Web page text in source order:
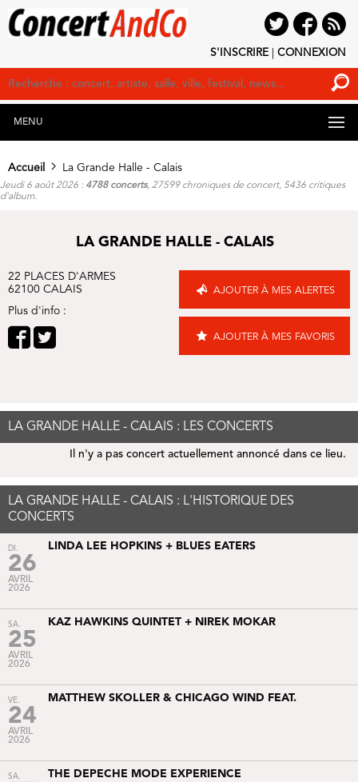
S'INSCRIRE CONNEXION
MENU
Accueil La Grande Halle - Calais
Jeudi 6 août 2026 : 4788 concerts, 27599 chroniques de concert, 5436 critiques
d'album.
LA GRANDE HALLE - CALAIS
22 PLACES D'ARMES
62100 CALAIS
Plus d'info :
AJOUTER À MES ALERTES
AJOUTER À MES FAVORIS
LA GRANDE HALLE - CALAIS : LES CONCERTS
Il n'y a pas concert actuellement annoncé dans ce lieu.
LA GRANDE HALLE - CALAIS : L'HISTORIQUE DES
CONCERTS
DI.
26
AVRIL
2026
LINDA LEE HOPKINS + BLUES EATERS
SA.
25
AVRIL
2026
KAZ HAWKINS QUINTET + NIREK MOKAR
VE.
24
AVRIL
2026
MATTHEW SKOLLER & CHICAGO WIND FEAT.
SA. THE DEPECHE MODE EXPERIENCE